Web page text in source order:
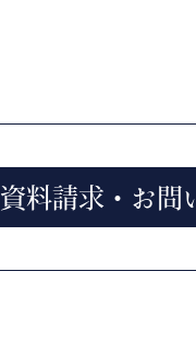
資料請求・お問